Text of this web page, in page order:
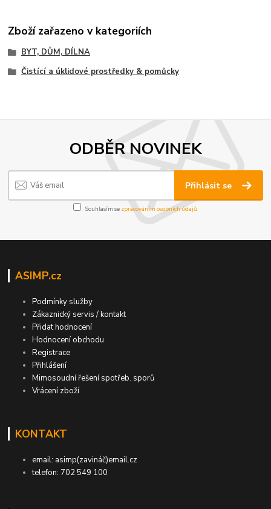
Zboží zařazeno v kategoriích
BYT, DŮM, DÍLNA
Čistící a úklidové prostředky & pomůcky
ODBĚR NOVINEK
Přihlásit se
Souhlasím se zpracováním osobních údajů.
ASIMP.cz
Podmínky služby
Zákaznický servis / kontakt
Přidat hodnocení
Hodnocení obchodu
Registrace
Přihlášení
Mimosoudní řešení spotřeb. sporů
Vrácení zboží
KONTAKT
email: asimp(zavináč)email.cz
telefon: 702 549 100